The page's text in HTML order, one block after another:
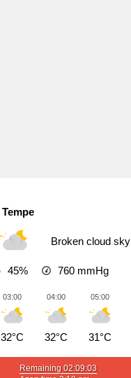
Tempe
Broken cloud sky
45% 760 mmHg
03:00
32°C
04:00
32°C
05:00
31°C